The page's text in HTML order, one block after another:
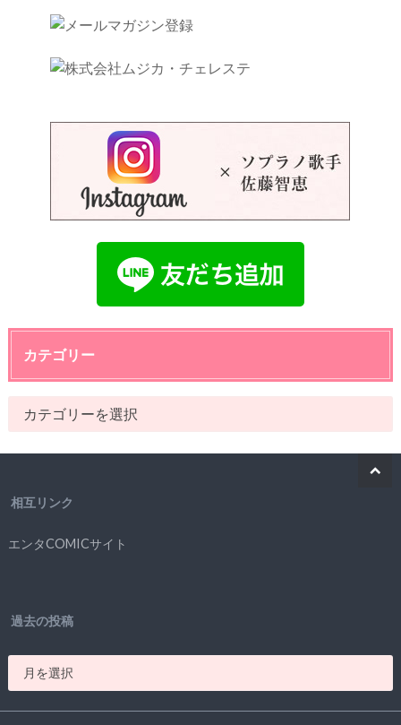
カテゴリー
相互リンク
エンタCOMICサイト
過去の投稿